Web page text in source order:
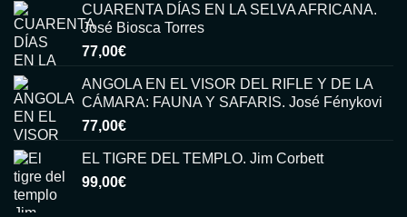
CUARENTA DÍAS EN LA SELVA AFRICANA.
José Biosca Torres
77,00€
ANGOLA EN EL VISOR DEL RIFLE Y DE LA
CÁMARA: FAUNA Y SAFARIS. José Fénykovi
77,00€
EL TIGRE DEL TEMPLO. Jim Corbett
99,00€